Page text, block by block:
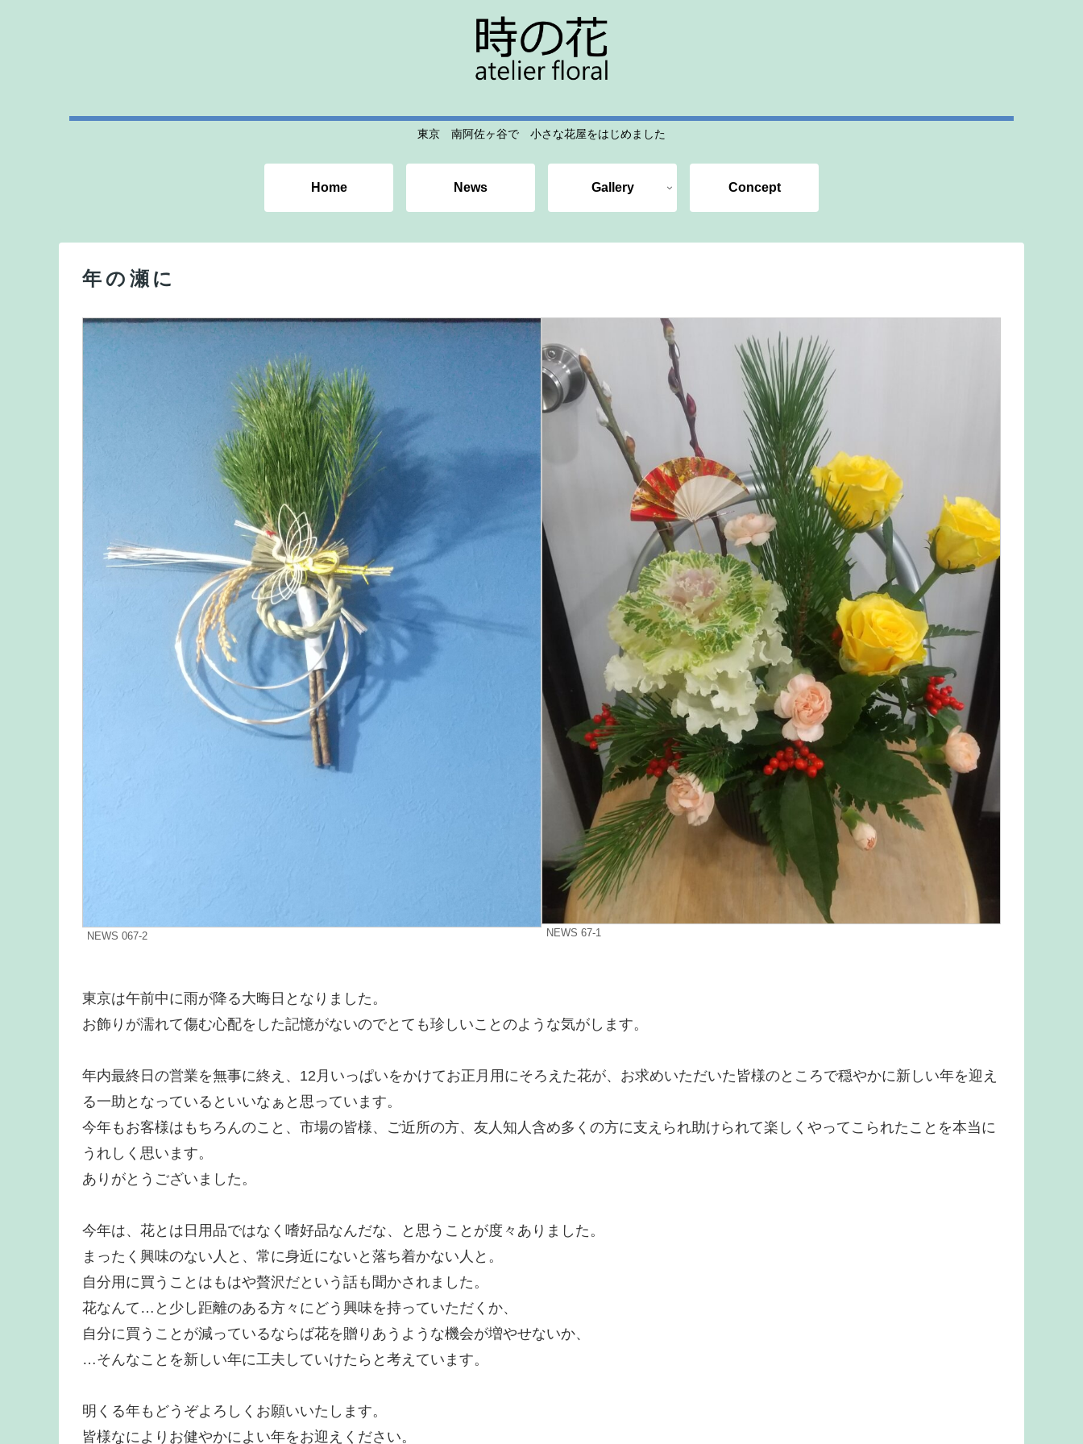
東京 南阿佐ヶ谷で 小さな花屋をはじめました
Home News Gallery Concept
年の瀬に
NEWS 067-2 NEWS 67-1
東京は午前中に雨が降る大晦日となりました。
お飾りが濡れて傷む心配をした記憶がないのでとても珍しいことのような気がします。
年内最終日の営業を無事に終え、12月いっぱいをかけてお正月用にそろえた花が、お求めいただいた皆様のところで穏やかに新しい年を迎え
る一助となっているといいなぁと思っています。
今年もお客様はもちろんのこと、市場の皆様、ご近所の方、友人知人含め多くの方に支えられ助けられて楽しくやってこられたことを本当に
うれしく思います。
ありがとうございました。
今年は、花とは日用品ではなく嗜好品なんだな、と思うことが度々ありました。
まったく興味のない人と、常に身近にないと落ち着かない人と。
自分用に買うことはもはや贅沢だという話も聞かされました。
花なんて…と少し距離のある方々にどう興味を持っていただくか、
自分に買うことが減っているならば花を贈りあうような機会が増やせないか、
…そんなことを新しい年に工夫していけたらと考えています。
明くる年もどうぞよろしくお願いいたします。
皆様なによりお健やかによい年をお迎えください。